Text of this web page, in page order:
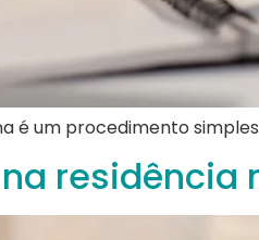
é um procedimento
residência